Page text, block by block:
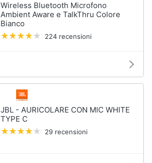
Wireless Bluetooth Microfono
Ambient Aware e TalkThru Colore
Bianco
224 recensioni
JBL - AURICOLARE CON MIC WHITE
TYPE C
29 recensioni